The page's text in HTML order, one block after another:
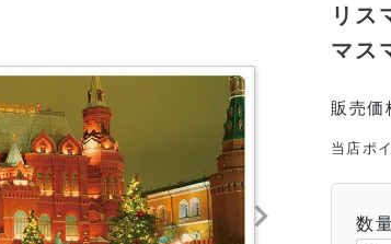
リ
マス
販売価
当店ポ